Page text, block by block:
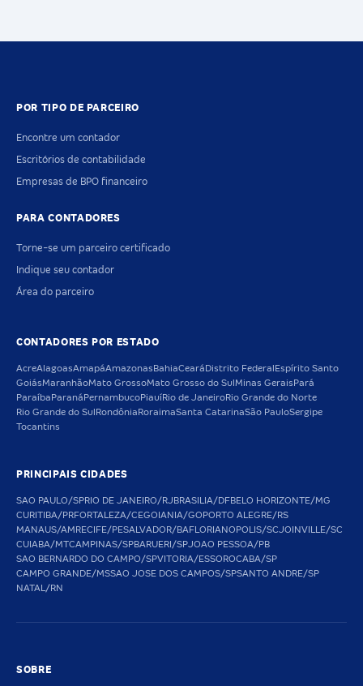
POR TIPO DE PARCEIRO
Encontre um contador
Escritórios de contabilidade
Empresas de BPO financeiro
PARA CONTADORES
Torne-se um parceiro certificado
Indique seu contador
Área do parceiro
CONTADORES POR ESTADO
AcreAlagoasAmapáAmazonas BahiaCeará Distrito Federal Espírito Santo
GoiásMaranhãoMato GrossoMato Grosso do Sul Minas Gerais Pará
Paraíba Paraná PernambucoPiauíRio de JaneiroRio Grande do Norte
Rio Grande do Sul Rondônia RoraimaSanta CatarinaSão PauloSergipe
Tocantins
PRINCIPAIS CIDADES
SAO PAULO/SPRIO DE JANEIRO/RJBRASILIA/DFBELO HORIZONTE/MG
CURITIBA/PRFORTALEZA/CEGOIANIA/GOPORTO ALEGRE/RS
MANAUS/AMRECIFE/PESALVADOR/BAFLORIANOPOLIS/SCJOINVILLE/SC
CUIABA/MTCAMPINAS/SPBARUERI/SPJOAO PESSOA/PB
SAO BERNARDO DO CAMPO/SPVITORIA/ESSOROCABA/SP
CAMPO GRANDE/MSSAO JOSE DOS CAMPOS/SPSANTO ANDRE/SP
NATAL/RN
SOBRE